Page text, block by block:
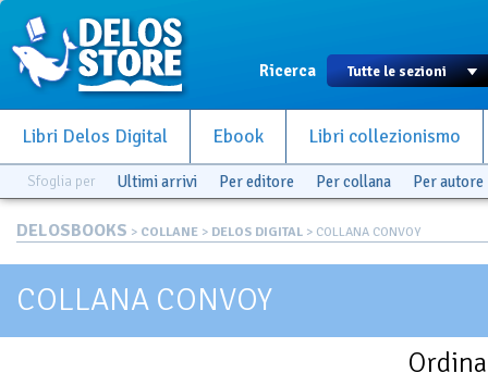
Ricerca
Libri Delos Digital Ebook Libri collezionismo
Sfoglia per Ultimi arrivi Per editore Per collana Per autore
DELOSBOOKS > COLLANE > DELOS DIGITAL > COLLANA CONVOY
COLLANA CONVOY